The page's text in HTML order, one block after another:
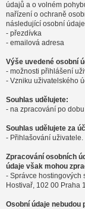
údajů a o volném
nařízení o ochraně
následující osobní
- přezdívka
- emailová adresa
Výše uvedené osobní
- možnosti přihlášení
- Vzniku uživatelského
Souhlas udělujete:
- na zpracování po
Souhlas udělujete za
- Přihlašování uživatele.
Zpracování osobních
údaje však mohou
- Správce hostingových
Hostivař, 102 00 Praha
Osobní údaje nebudou